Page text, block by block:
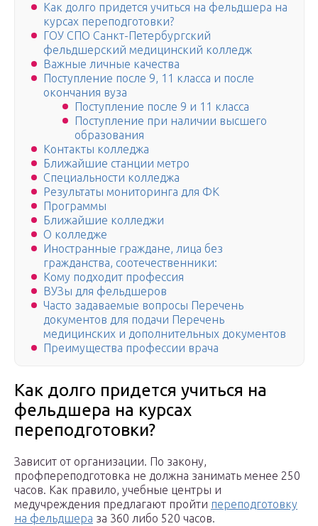
Как долго придется учиться на фельдшера на
курсах переподготовки?
ГОУ СПО Санкт-Петербургский
фельдшерский медицинский колледж
Важные личные качества
Поступление после 9, 11 класса и после
окончания вуза
Поступление после 9 и 11 класса
Поступление при наличии высшего
образования
Контакты колледжа
Ближайшие станции метро
Специальности колледжа
Результаты мониторинга для ФК
Программы
Ближайшие колледжи
О колледже
Иностранные граждане, лица без
гражданства, соотечественники:
Кому подходит профессия
ВУЗы для фельдшеров
Часто задаваемые вопросы Перечень
документов для подачи Перечень
медицинских и дополнительных документов
Преимущества профессии врача
Как долго придется учиться на
фельдшера на курсах
переподготовки?
Зависит от организации. По закону,
профпереподготовка не должна занимать менее 250
часов. Как правило, учебные центры и
медучреждения предлагают пройти переподготовку
на фельдшера за 360 либо 520 часов.